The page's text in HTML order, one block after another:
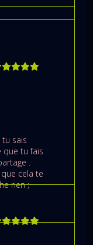
sais
que tu fais
.
cela te
rien ;